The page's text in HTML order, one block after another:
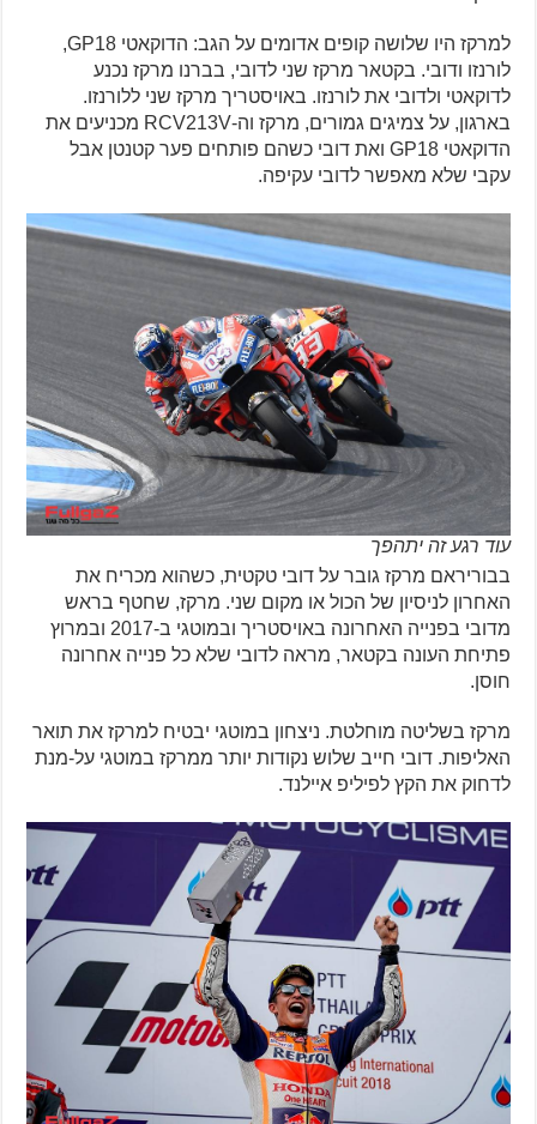
למרקז היו שלושה קופים אדומים על הגב: הדוקאטי GP18,
לורנזו ודובי. בקטאר מרקז שני לדובי, בברנו מרקז נכנע
לדוקאטי ולדובי את לורנזו. באויסטריך מרקז שני ללורנזו.
בארגון, על צמיגים גמורים, מרקז וה-RCV213V מכניעים את
הדוקאטי GP18 ואת דובי כשהם פותחים פער קטנטן אבל
עקבי שלא מאפשר לדובי עקיפה.
עוד רגע זה יתהפך
בבוריראם מרקז גובר על דובי טקטית, כשהוא מכריח את
האחרון לניסיון של הכול או מקום שני. מרקז, שחטף בראש
מדובי בפנייה האחרונה באויסטריך ובמוטגי ב-2017 ובמרוץ
פתיחת העונה בקטאר, מראה לדובי שלא כל פנייה אחרונה
חוסן.
מרקז בשליטה מוחלטת. ניצחון במוטגי יבטיח למרקז את תואר
האליפות. דובי חייב שלוש נקודות יותר ממרקז במוטגי על-מנת
לדחוק את הקץ לפיליפ איילנד.